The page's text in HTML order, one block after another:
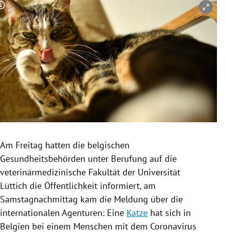
Untermenü
Untermenü
Untermenü
Untermenü
Untermenü
Untermenü
Copyright-Hinweis öffnen/schließen
Am Freitag hatten die belgischen
Gesundheitsbehörden unter Berufung auf die
veterinärmedizinische Fakultät der Universität
Lüttich die Öffentlichkeit informiert, am
Samstagnachmittag kam die Meldung über die
internationalen Agenturen: Eine Katze hat sich in
Belgien bei einem Menschen mit dem Coronavirus